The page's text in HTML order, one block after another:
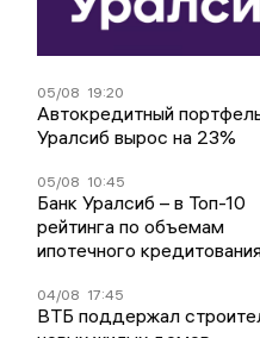
05/08 19:20
Автокредитный
Уралсиб вырос на 23%
05/08 10:45
Банк Уралсиб – в Топ-10
рейтинга по объемам
ипотечного
04/08 17:45
ВТБ поддержал